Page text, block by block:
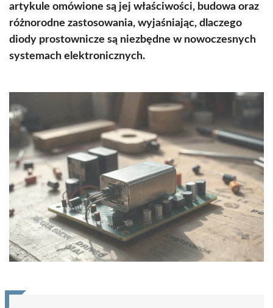
artykule omówione są jej właściwości, budowa oraz
różnorodne zastosowania, wyjaśniając, dlaczego
diody prostownicze są niezbędne w nowoczesnych
systemach elektronicznych.